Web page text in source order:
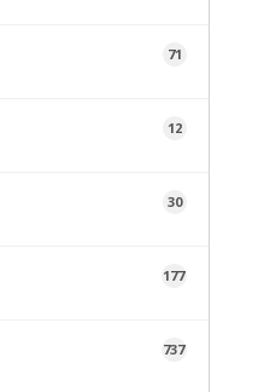
71
12
30
177
737